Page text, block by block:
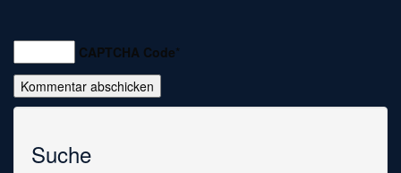
CAPTCHA Code*
Suche